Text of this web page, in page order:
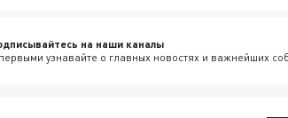
на наши каналы
узнавайте о главных новостях и важнейших